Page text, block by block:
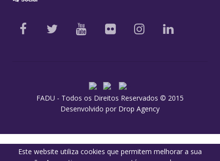
FADU - Todos os Direitos Reservados © 2015
Desenvolvido por Drop Agency
Este website utiliza cookies que permitem melhorar a sua